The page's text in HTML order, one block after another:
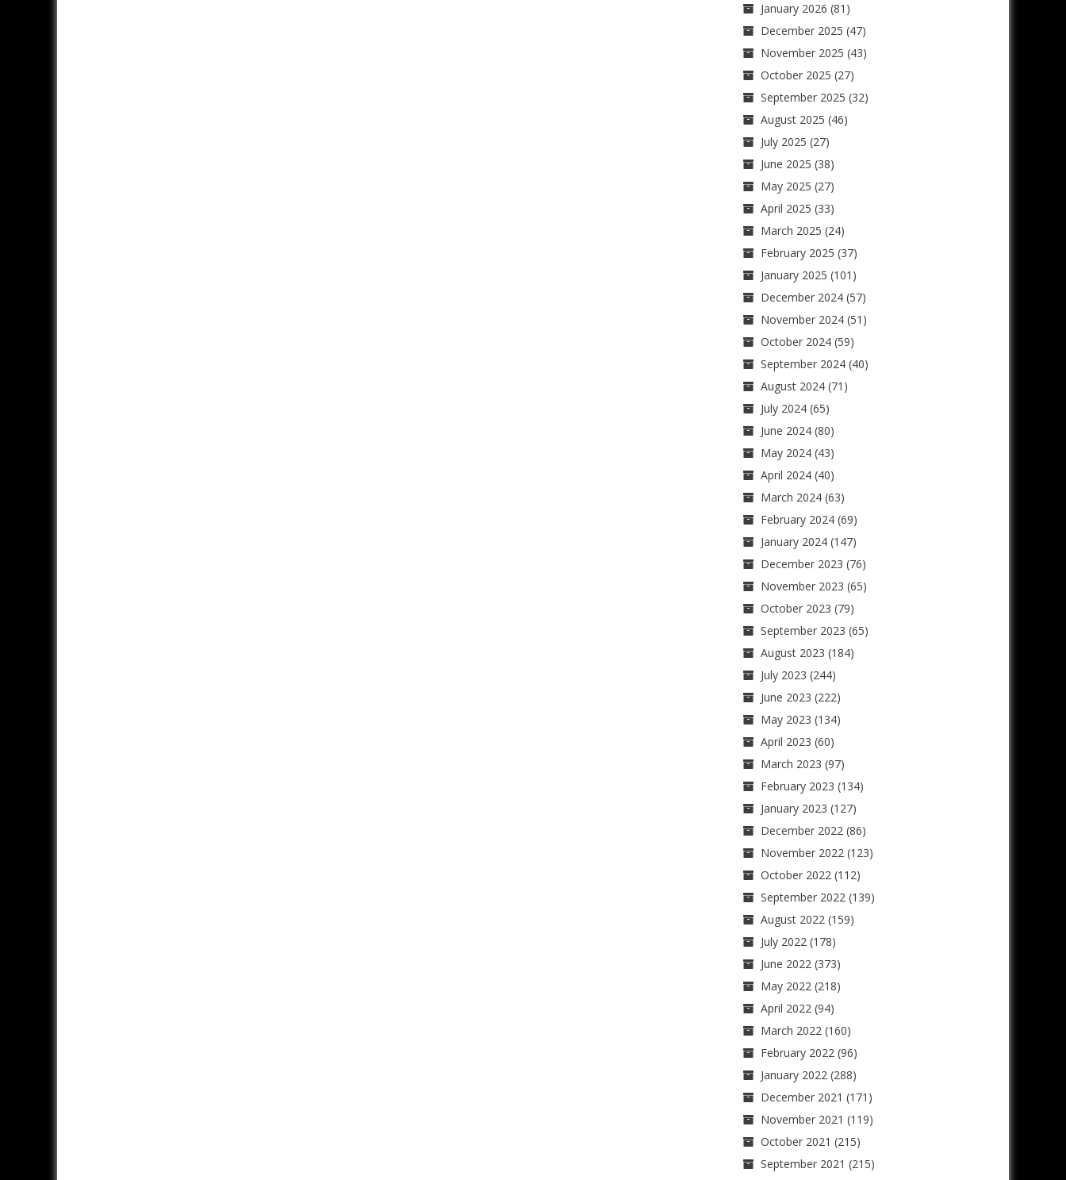
January 2026 (81)
December 2025 (47)
November 2025 (43)
October 2025 (27)
September 2025 (32)
August 2025 (46)
July 2025 (27)
June 2025 (38)
May 2025 (27)
April 2025 (33)
March 2025 (24)
February 2025 (37)
January 2025 (101)
December 2024(57)
November 2024(51)
October 2024(59)
September 2024(40)
August 2024(71)
July 2024(65)
June 2024(80)
May 2024(43)
April 2024(40)
March 2024(63)
February 2024(69)
January 2024(147)
December 2023 (76)
November 2023 (65)
October 2023 (79)
September 2023 (65)
August 2023 (184)
July 2023 (244)
June 2023 (222)
May 2023 (134)
April 2023 (60)
March 2023 (97)
February 2023 (134)
January 2023 (127)
December 2022(86)
November 2022(123)
October 2022(112)
September 2022(139)
August 2022(159)
July 2022(178)
June 2022(373)
May 2022(218)
April 2022(94)
March 2022(160)
February 2022(96)
January 2022(288)
December 2021 (171)
November 2021 (119)
October 2021 (215)
September 2021 (215)